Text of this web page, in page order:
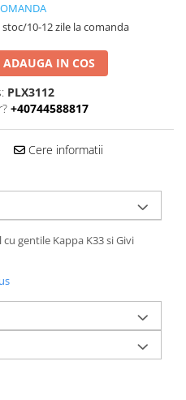
stoc/10-12 zile la comanda
ADAUGA IN COS
PLX3112
+40744588817
Cere informatii
gentile Kappa K33 si Givi